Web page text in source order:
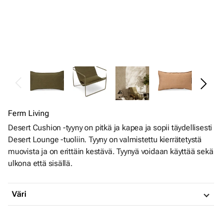
Ferm Living
Desert Cushion -tyyny on pitkä ja kapea ja sopii täydellisesti
Desert Lounge -tuoliin. Tyyny on valmistettu kierrätetystä
muovista ja on erittäin kestävä. Tyynyä voidaan käyttää sekä
ulkona että sisällä.
Väri